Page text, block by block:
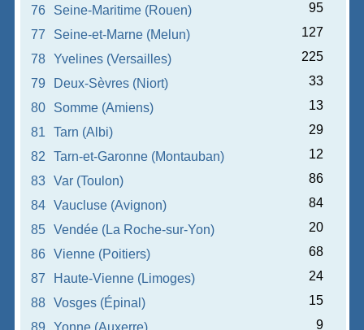
76
Seine-Maritime (Rouen)
95
77
Seine-et-Marne (Melun)
127
78
Yvelines (Versailles)
225
79
Deux-Sèvres (Niort)
33
80
Somme (Amiens)
13
81
Tarn (Albi)
29
82
Tarn-et-Garonne (Montauban)
12
83
Var (Toulon)
86
84
Vaucluse (Avignon)
84
85
Vendée (La Roche-sur-Yon)
20
86
Vienne (Poitiers)
68
87
Haute-Vienne (Limoges)
24
88
Vosges (Épinal)
15
89
Yonne (Auxerre)
9